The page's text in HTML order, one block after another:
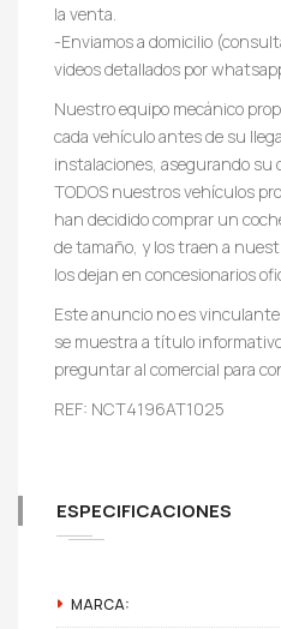
la venta.
-Enviamos a domicilio
videos detallados por
Nuestro equipo mecánico
cada vehículo antes de su
instalaciones, asegurando su
TODOS nuestros vehículos
han decidido comprar un
de tamaño, y los traen a
los dejan en concesionarios
Este anuncio no es
se muestra a título
preguntar al comercial para
REF: NCT4196AT1025
ESPECIFICACIONES
MARCA: